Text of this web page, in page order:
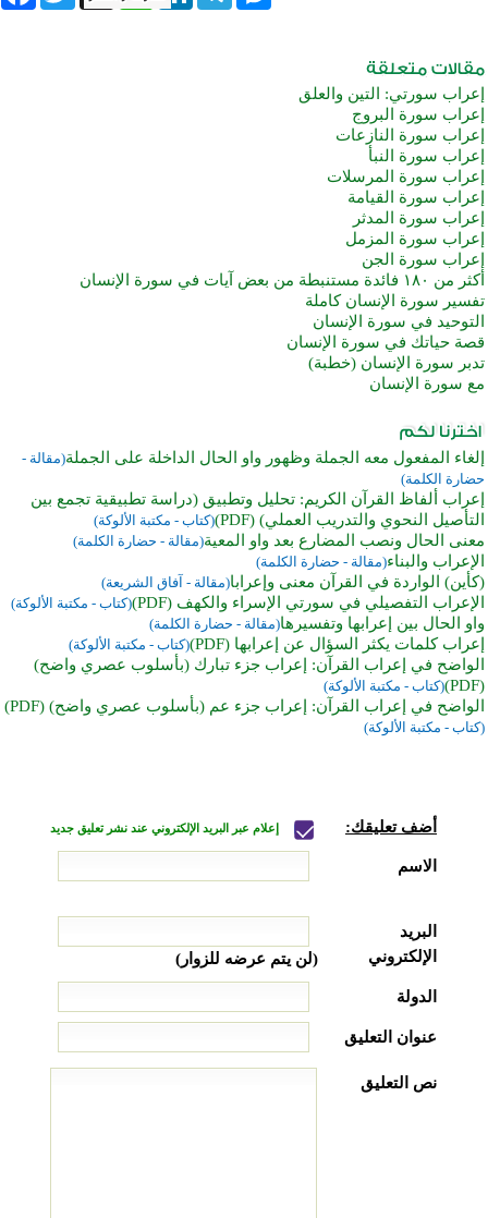
إعراب سورتي: التين والعلق
إعراب سورة البروج
إعراب سورة النازعات
إعراب سورة النبأ
إعراب سورة المرسلات
إعراب سورة القيامة
إعراب سورة المدثر
إعراب سورة المزمل
إعراب سورة الجن
أكثر من ١٨٠ فائدة مستنبطة من بعض آيات في سورة الإنسان
تفسير سورة الإنسان كاملة
التوحيد في سورة الإنسان
قصة حياتك في سورة الإنسان
تدبر سورة الإنسان (خطبة)
مع سورة الإنسان
إلغاء المفعول معه الجملة وظهور واو الحال الداخلة على الجملة(مقالة -
حضارة الكلمة)
إعراب ألفاظ القرآن الكريم: تحليل وتطبيق (دراسة تطبيقية تجمع بين
التأصيل النحوي والتدريب العملي) (PDF)
(كتاب - مكتبة الألوكة)
معنى الحال ونصب المضارع بعد واو المعية(مقالة - حضارة الكلمة)
الإعراب والبناء(مقالة - حضارة الكلمة)
(كأين) الواردة في القرآن معنى وإعرابا(مقالة - آفاق الشريعة)
الإعراب التفصيلي في سورتي الإسراء والكهف (PDF) (كتاب - مكتبة الألوكة)
واو الحال بين إعرابها وتفسيرها(مقالة - حضارة الكلمة)
إعراب كلمات يكثر السؤال عن إعرابها (PDF) (كتاب - مكتبة الألوكة)
الواضح في إعراب القرآن: إعراب جزء تبارك (بأسلوب عصري واضح)
(PDF)
(كتاب - مكتبة الألوكة)
الواضح في إعراب القرآن: إعراب جزء عم (بأسلوب عصري واضح) (PDF)
(كتاب - مكتبة الألوكة)
أضف تعليقك: إعلام عبر البريد الإلكتروني عند نشر تعليق جديد
الاسم
البريد
الإلكتروني
(لن يتم عرضه للزوار)
الدولة
عنوان التعليق
نص التعليق